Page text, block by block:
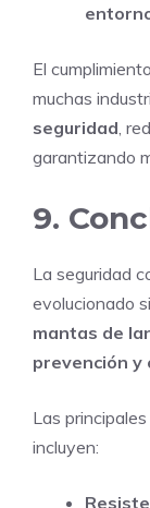
El
muchas
seguridad ,
garantizando
9.
La seguridad
evolucionado
mantas de
prevención y
Las
incluyen: